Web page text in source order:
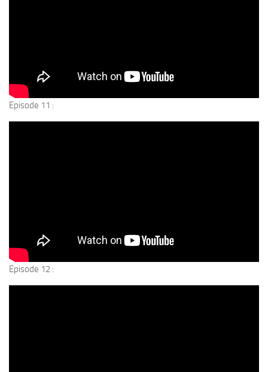
Episode 11 :
Episode 12 :